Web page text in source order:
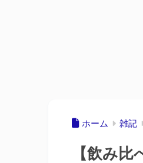
ホーム 雑記
【飲み